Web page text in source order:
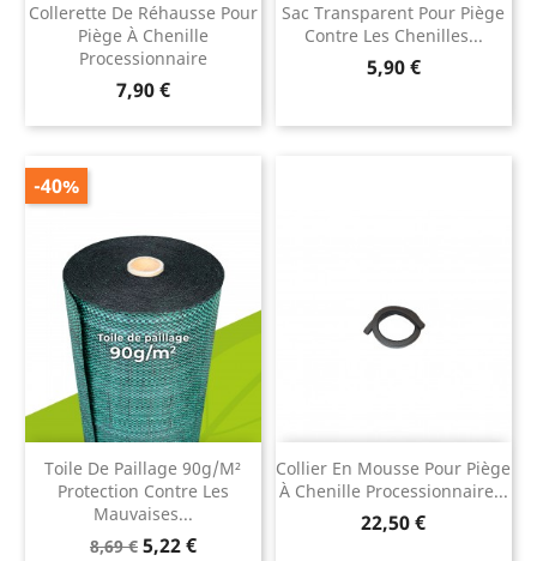
Collerette De Réhausse Pour
Piège À Chenille
Processionnaire
Prix
7,90 €
Sac Transparent Pour Piège
Contre Les Chenilles...
Prix
5,90 €
Toile De Paillage 90g/m²
Protection Contre Les
Mauvaises...
Prix
8,69 € Prix
5,22 €
-40%
Collier En Mousse Pour Piège
À Chenille Processionnaire...
Prix
22,50 €